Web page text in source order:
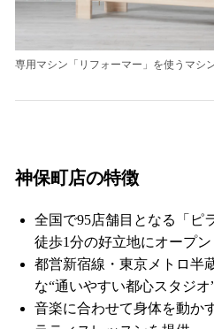
専用マシン「リフォーマー」を使うマシ
神保町店の特徴
全国で95店舗目となる「ピ
徒歩1分の好立地にオープン
都営新宿線・東京メトロ半
な“通いやすい都心スタジオ
音楽に合わせて身体を動か